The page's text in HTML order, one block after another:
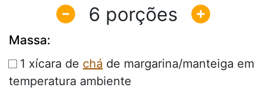
6
Massa:
1 xícara de chá de margarina/manteiga em
temperatura ambiente